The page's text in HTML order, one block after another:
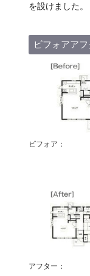
を設けました。
ビフォアア
ビフォア：
アフター：